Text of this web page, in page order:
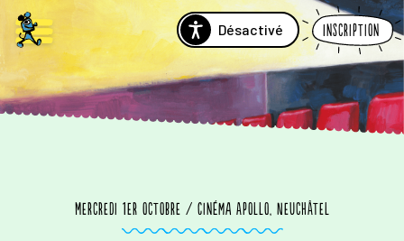
Désactivé Inscription
Mercredi 1er octobre / Cinéma Apollo, Neuchâtel